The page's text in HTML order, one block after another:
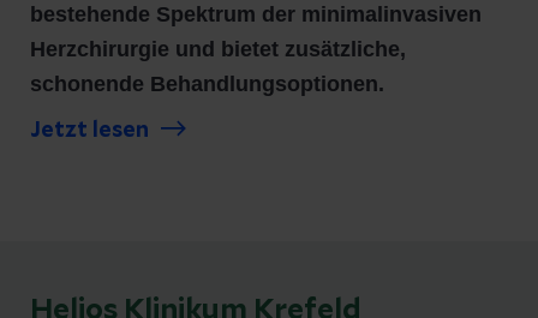
bestehende Spektrum der minimalinvasiven
Herzchirurgie und bietet zusätzliche,
schonende Behandlungsoptionen.
Jetzt lesen
Helios Klinikum Krefeld